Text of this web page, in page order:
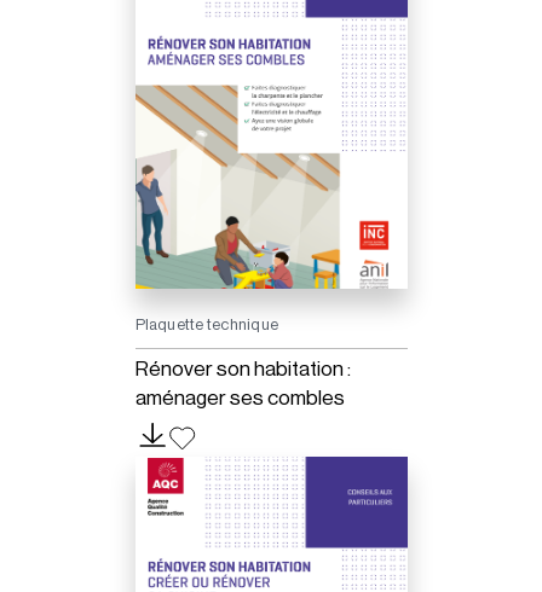
Plaquette technique
Rénover son habitation :
aménager ses combles